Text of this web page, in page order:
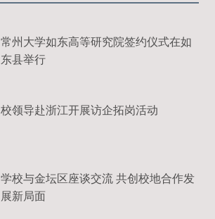
常州大学如东高等研究院签约仪式在如
东县举行
校领导赴浙江开展访企拓岗活动
学校与金坛区座谈交流 共创校地合作发
展新局面